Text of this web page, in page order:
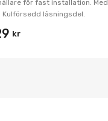
för fast installation. Med
Kulförsedd låsningsdel.
kr